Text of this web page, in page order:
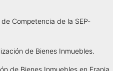
Competencia de la SEP-
de Bienes Inmuebles.
de Bienes Inmuebles en Franja